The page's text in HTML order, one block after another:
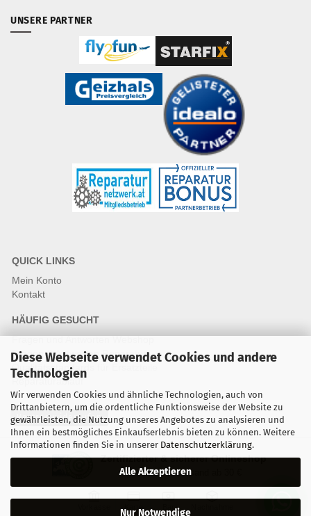
Diese Webseite verwendet Cookies und andere
Technologien
Wir verwenden Cookies und ähnliche Technologien, auch von
Drittanbietern, um die ordentliche Funktionsweise der Website zu
gewährleisten, die Nutzung unseres Angebotes zu analysieren und
Ihnen ein bestmögliches Einkaufserlebnis bieten zu können. Weitere
Informationen finden Sie in unserer Datenschutzerklärung.
Alle Akzeptieren
Nur Notwendige
UNSERE PARTNER
QUICK LINKS
Mein Konto
Kontakt
HÄUFIG GESUCHT
Fragen und Antworten Webshop
Fragen & Antworten Reparatur
Qualitätsstandards für Ersatzteile
Reparaturablauf
Vertrag widerrufen
Zertifizierter & sicherer Onlineshop
Kostenloser Versand ab 30 €